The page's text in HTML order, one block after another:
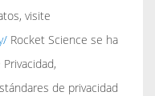
visite
Rocket Science se ha
de privacidad